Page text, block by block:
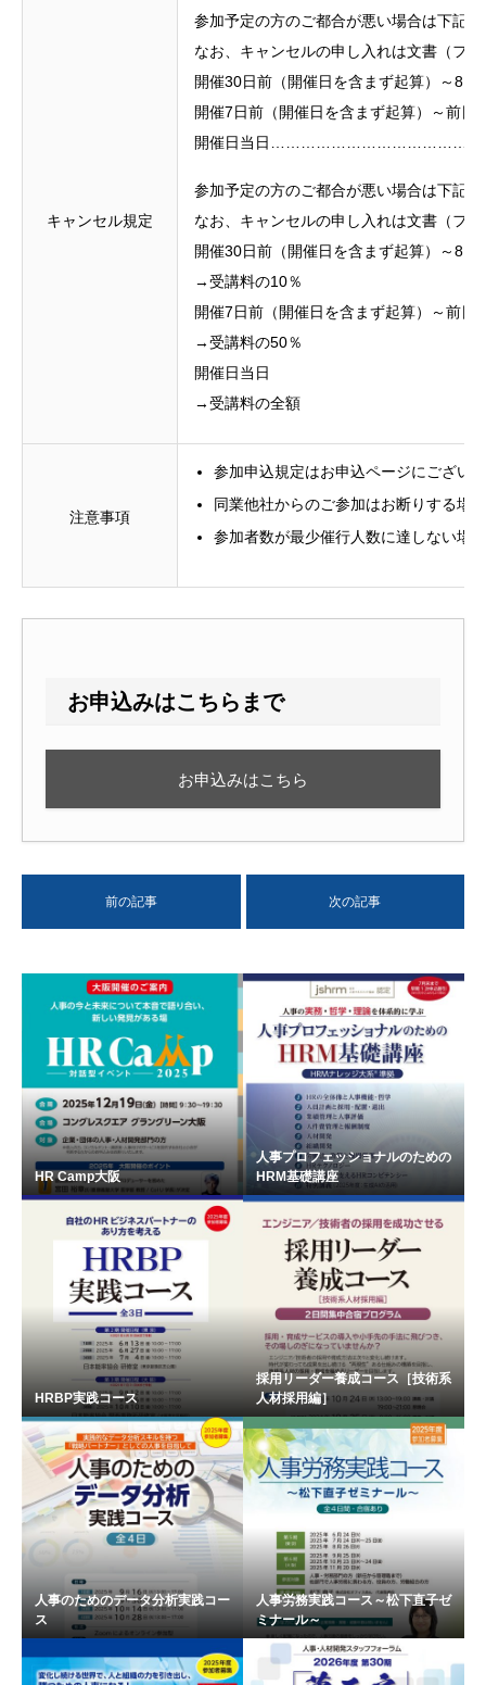
キャンセル規定
参加予定の方のご都合が悪い場合は下記
なお、キャンセルの申し入れは文書（フ
開催30日前（開催日を含まず起算）～
開催7日前（開催日を含まず起算）～
開催日当日
参加予定の方のご都合が悪い場合は下記
なお、キャンセルの申し入れは文書（フ
開催30日前（開催日を含まず起算）～8日
→受講料の10％
開催7日前（開催日を含まず起算）～前日
→受講料の50％
開催日当日
→受講料の全額
注意事項
参加申込規定はお申込ページにござい
同業他社からのご参加はお断りする場
参加者数が最少催行人数に達しない場
お申込みはこちらまで
お申込みはこちら
前の記事 次の記事
HR Camp大阪
人事プロフェッショナルのための
HRM基礎講座
HRBP実践コース
採用リーダー養成コース［技術系
人材採用編］
人事のためのデータ分析実践コー
ス
人事労務実践コース～松下直子ゼ
ミナール～